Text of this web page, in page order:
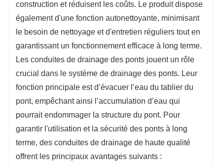
construction et réduisent les coûts. Le produit dispose
également d'une fonction autonettoyante, minimisant
le besoin de nettoyage et d'entretien réguliers tout en
garantissant un fonctionnement efficace à long terme.
Les conduites de drainage des ponts jouent un rôle
crucial dans le système de drainage des ponts. Leur
fonction principale est d’évacuer l’eau du tablier du
pont, empêchant ainsi l’accumulation d’eau qui
pourrait endommager la structure du pont. Pour
garantir l'utilisation et la sécurité des ponts à long
terme, des conduites de drainage de haute qualité
offrent les principaux avantages suivants :